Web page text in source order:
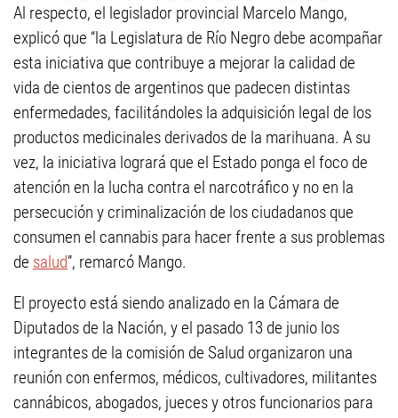
Al respecto, el legislador provincial Marcelo Mango,
explicó que “la Legislatura de Río Negro debe acompañar
esta iniciativa que contribuye a mejorar la calidad de
vida de cientos de argentinos que padecen distintas
enfermedades, facilitándoles la adquisición legal de los
productos medicinales derivados de la marihuana. A su
vez, la iniciativa logrará que el Estado ponga el foco de
atención en la lucha contra el narcotráfico y no en la
persecución y criminalización de los ciudadanos que
consumen el cannabis para hacer frente a sus problemas
de salud”, remarcó Mango.
El proyecto está siendo analizado en la Cámara de
Diputados de la Nación, y el pasado 13 de junio los
integrantes de la comisión de Salud organizaron una
reunión con enfermos, médicos, cultivadores, militantes
cannábicos, abogados, jueces y otros funcionarios para